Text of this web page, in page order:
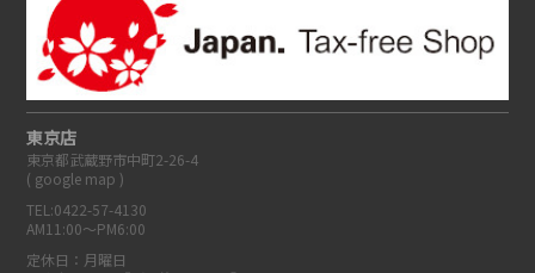
東京店
東京都武蔵野市中町2-26-4
( google map )
TEL:0422-57-4130
AM11:00～PM6:00
定休日：月曜日